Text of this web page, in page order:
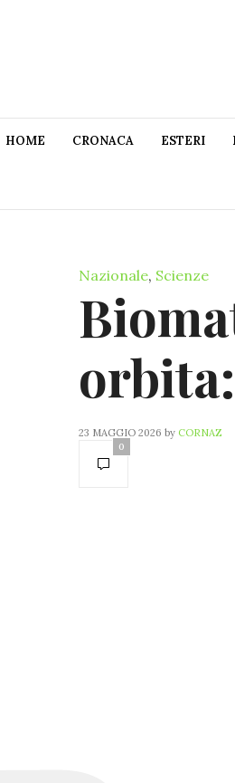
HOME CRONACA ESTERI
Nazionale, Scienze
23 MAGGIO 2026 by CORNAZ
0